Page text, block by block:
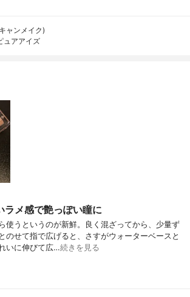
ャンメイク)
ュアアイズ
ラメ感で艶っぽい瞳に
使うというのが新鮮。良く混ざってから、少量ず
のせて指で広げると、さすがウォーターベースと
いに伸びて広…続きを見る